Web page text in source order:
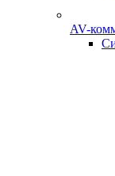
AV-